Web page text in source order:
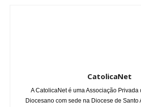
CatolicaNet
A CatolicaNet é uma Associação Privada
Diocesano com sede na Diocese de Santo